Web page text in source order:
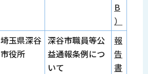
B
）
埼玉県深谷
市役所
深谷市職員等公
益通報条例につ
いて
報
告
書